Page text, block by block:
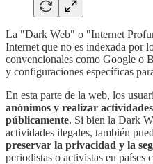
La "Dark Web" o "Internet
Internet que no es indexada por
convencionales como Google o
y configuraciones específicas
En esta parte de la web, los
anónimos y realizar
públicamente. Si bien la Dark
actividades ilegales, también
preservar la privacidad y la
periodistas o activistas en países